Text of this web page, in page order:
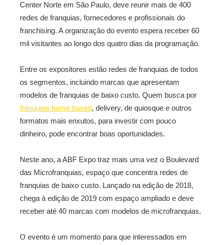
Center Norte em São Paulo, deve reunir mais de 400
redes de franquias, fornecedores e profissionais do
franchising. A organização do evento espera receber 60
mil visitantes ao longo dos quatro dias da programação.
Entre os expositores estão redes de franquias de todos
os segmentos, incluindo marcas que apresentam
modelos de franquias de baixo custo. Quem busca por
franquias home based, delivery, de quiosque e outros
formatos mais enxutos, para investir com pouco
dinheiro, pode encontrar boas oportunidades.
Neste ano, a ABF Expo traz mais uma vez o Boulevard
das Microfranquias, espaço que concentra redes de
franquias de baixo custo. Lançado na edição de 2018,
chega à edição de 2019 com espaço ampliado e deve
receber até 40 marcas com modelos de microfranquias.
O evento é um momento para que interessados em